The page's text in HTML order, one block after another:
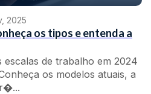
2025
os tipos e entenda a
escalas de trabalho em 2024
os modelos atuais, a